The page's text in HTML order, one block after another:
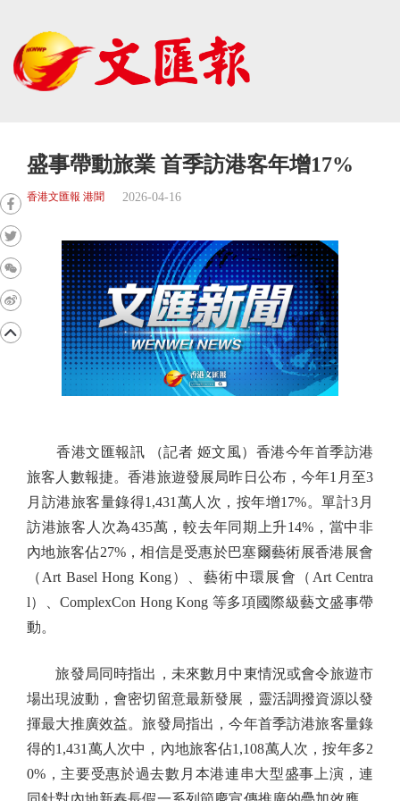
盛事帶動旅業 首季訪港客年增17%
香港文匯報 港聞 2026-04-16
香港文匯報訊 （記者 姬文風）香港今年首季訪港
旅客人數報捷。香港旅遊發展局昨日公布，今年1月至3
月訪港旅客量錄得1,431萬人次，按年增17%。單計3月
訪港旅客人次為435萬，較去年同期上升14%，當中非
內地旅客佔27%，相信是受惠於巴塞爾藝術展香港展會
（Art Basel Hong Kong）、藝術中環展會（Art Centra
l）、ComplexCon Hong Kong 等多項國際級藝文盛事帶
動。
旅發局同時指出，未來數月中東情況或會令旅遊市
場出現波動，會密切留意最新發展，靈活調撥資源以發
揮最大推廣效益。旅發局指出，今年首季訪港旅客量錄
得的1,431萬人次中，內地旅客佔1,108萬人次，按年多2
0%，主要受惠於過去數月本港連串大型盛事上演，連